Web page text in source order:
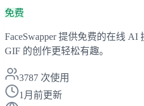
免费
FaceSwapper 提供免费的在线
GIF 的创作更轻松有趣。
3787 次使用
1月前更新